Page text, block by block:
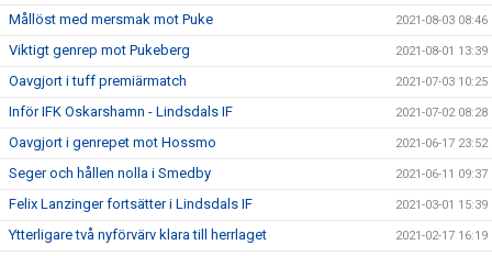
Mållöst med mersmak mot Puke 2021-08-03 08:46
Viktigt genrep mot Pukeberg 2021-08-01 13:39
Oavgjort i tuff premiärmatch 2021-07-03 10:25
Inför IFK Oskarshamn - Lindsdals IF 2021-07-02 08:28
Oavgjort i genrepet mot Hossmo 2021-06-17 23:52
Seger och hållen nolla i Smedby 2021-06-11 09:37
Felix Lanzinger fortsätter i Lindsdals IF 2021-03-01 15:39
Ytterligare två nyförvärv klara till herrlaget 2021-02-17 16:19